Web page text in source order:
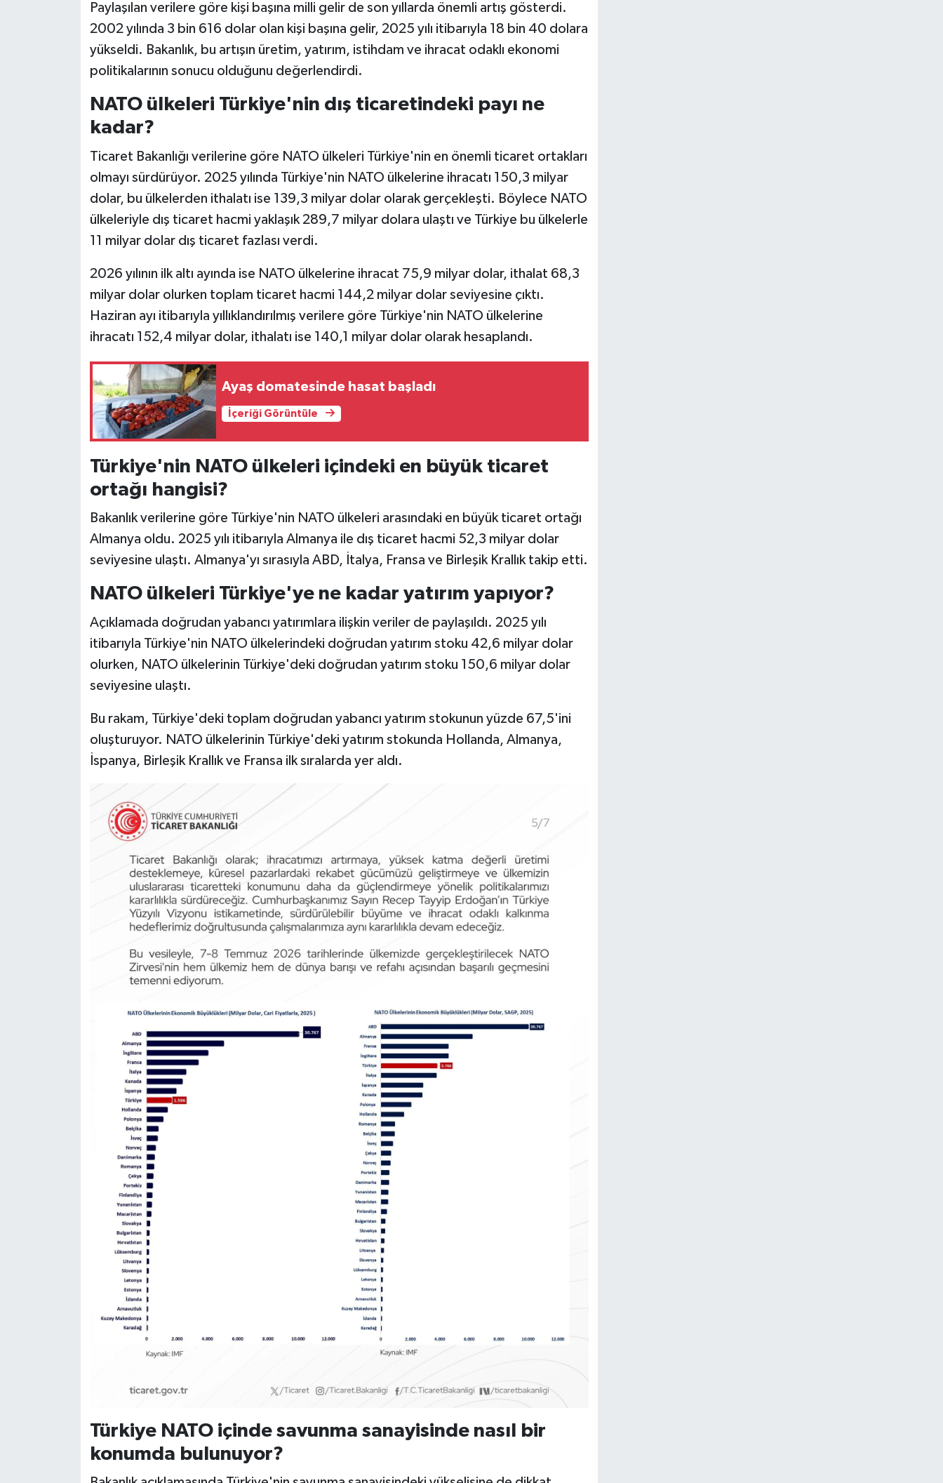
Paylaşılan verilere göre kişi başına milli gelir de son yıllarda önemli artış gösterdi.
2002 yılında 3 bin 616 dolar olan kişi başına gelir, 2025 yılı itibarıyla 18 bin 40 dolara
yükseldi. Bakanlık, bu artışın üretim, yatırım, istihdam ve ihracat odaklı ekonomi
politikalarının sonucu olduğunu değerlendirdi.
NATO ülkeleri Türkiye'nin dış ticaretindeki payı ne
kadar?
Ticaret Bakanlığı verilerine göre NATO ülkeleri Türkiye'nin en önemli ticaret ortakları
olmayı sürdürüyor. 2025 yılında Türkiye'nin NATO ülkelerine ihracatı 150,3 milyar
dolar, bu ülkelerden ithalatı ise 139,3 milyar dolar olarak gerçekleşti. Böylece NATO
ülkeleriyle dış ticaret hacmi yaklaşık 289,7 milyar dolara ulaştı ve Türkiye bu ülkelerle
11 milyar dolar dış ticaret fazlası verdi.
2026 yılının ilk altı ayında ise NATO ülkelerine ihracat 75,9 milyar dolar, ithalat 68,3
milyar dolar olurken toplam ticaret hacmi 144,2 milyar dolar seviyesine çıktı.
Haziran ayı itibarıyla yıllıklandırılmış verilere göre Türkiye'nin NATO ülkelerine
ihracatı 152,4 milyar dolar, ithalatı ise 140,1 milyar dolar olarak hesaplandı.
Ayaş domatesinde hasat başladı
İçeriği Görüntüle
Türkiye'nin NATO ülkeleri içindeki en büyük ticaret
ortağı hangisi?
Bakanlık verilerine göre Türkiye'nin NATO ülkeleri arasındaki en büyük ticaret ortağı
Almanya oldu. 2025 yılı itibarıyla Almanya ile dış ticaret hacmi 52,3 milyar dolar
seviyesine ulaştı. Almanya'yı sırasıyla ABD, İtalya, Fransa ve Birleşik Krallık takip etti.
NATO ülkeleri Türkiye'ye ne kadar yatırım yapıyor?
Açıklamada doğrudan yabancı yatırımlara ilişkin veriler de paylaşıldı. 2025 yılı
itibarıyla Türkiye'nin NATO ülkelerindeki doğrudan yatırım stoku 42,6 milyar dolar
olurken, NATO ülkelerinin Türkiye'deki doğrudan yatırım stoku 150,6 milyar dolar
seviyesine ulaştı.
Bu rakam, Türkiye'deki toplam doğrudan yabancı yatırım stokunun yüzde 67,5'ini
oluşturuyor. NATO ülkelerinin Türkiye'deki yatırım stokunda Hollanda, Almanya,
İspanya, Birleşik Krallık ve Fransa ilk sıralarda yer aldı.
Türkiye NATO içinde savunma sanayisinde nasıl bir
konumda bulunuyor?